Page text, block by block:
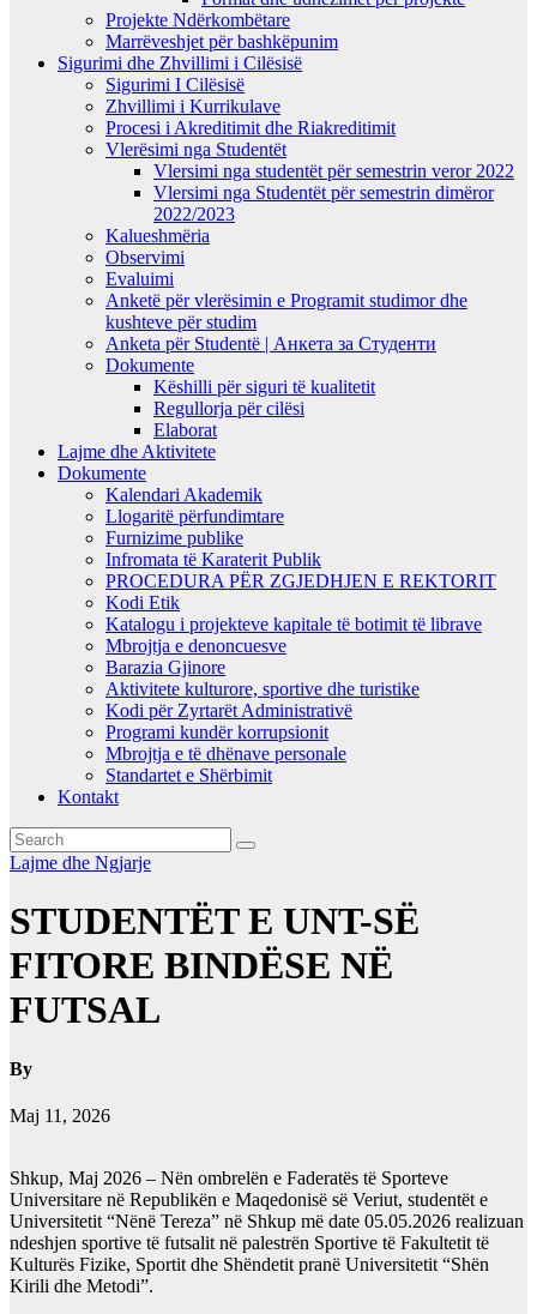
Projekte Ndërkombëtare
Marrëveshjet për bashkëpunim
Sigurimi dhe Zhvillimi i Cilësisë
Sigurimi I Cilësisë
Zhvillimi i Kurrikulave
Procesi i Akreditimit dhe Riakreditimit
Vlerësimi nga Studentët
Vlersimi nga studentët për semestrin veror 2022
Vlersimi nga Studentët për semestrin dimëror
2022/2023
Kalueshmëria
Observimi
Evaluimi
Anketë për vlerësimin e Programit studimor dhe
kushteve për studim
Anketa për Studentë | Анкета за Студенти
Dokumente
Këshilli për siguri të kualitetit
Regullorja për cilësi
Elaborat
Lajme dhe Aktivitete
Dokumente
Kalendari Akademik
Llogaritë përfundimtare
Furnizime publike
Infromata të Karaterit Publik
PROCEDURA PËR ZGJEDHJEN E REKTORIT
Kodi Etik
Katalogu i projekteve kapitale të botimit të librave
Mbrojtja e denoncuesve
Barazia Gjinore
Aktivitete kulturore, sportive dhe turistike
Kodi për Zyrtarët Administrativë
Programi kundër korrupsionit
Mbrojtja e të dhënave personale
Standartet e Shërbimit
Kontakt
Lajme dhe Ngjarje
STUDENTËT E UNT-SË
FITORE BINDËSE NË
FUTSAL
By
Maj 11, 2026
Shkup, Maj 2026 – Nën ombrelën e Faderatës të Sporteve
Universitare në Republikën e Maqedonisë së Veriut, studentët e
Universitetit “Nënë Tereza” në Shkup më date 05.05.2026 realizuan
ndeshjen sportive të futsalit në palestrën Sportive të Fakultetit të
Kulturës Fizike, Sportit dhe Shëndetit pranë Universitetit “Shën
Kirili dhe Metodi”.